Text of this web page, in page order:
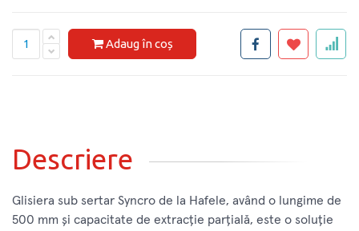
Adaug în coș
Descriere
Glisiera sub sertar Syncro de la Hafele, având o lungime de
500 mm și capacitate de extracție parțială, este o soluție